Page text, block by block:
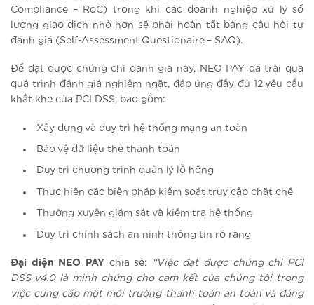
Compliance – RoC) trong khi các doanh nghiệp xử lý số
lượng giao dịch nhỏ hơn sẽ phải hoàn tất bảng câu hỏi tự
đánh giá (Self-Assessment Questionaire – SAQ).
Để đạt được chứng chỉ danh giá này, NEO PAY đã trải qua
quá trình đánh giá nghiêm ngặt, đáp ứng đầy đủ 12 yêu cầu
khắt khe của PCI DSS, bao gồm:
Xây dựng và duy trì hệ thống mạng an toàn
Bảo vệ dữ liệu thẻ thanh toán
Duy trì chương trình quản lý lỗ hổng
Thực hiện các biện pháp kiểm soát truy cập chặt chẽ
Thường xuyên giám sát và kiểm tra hệ thống
Duy trì chính sách an ninh thông tin rõ ràng
Đại diện NEO PAY chia sẻ:
“Việc đạt được chứng chỉ PCI
DSS v4.0 là minh chứng cho cam kết của chúng tôi trong
việc cung cấp một môi trường thanh toán an toàn và đáng